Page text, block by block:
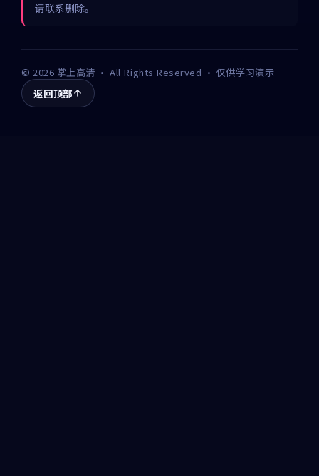
请联系删除。
©2026 掌上高清 · All Rights Reserved · 仅供学习演示
返回顶部